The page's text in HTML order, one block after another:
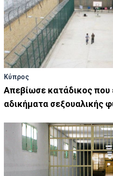
Κύπρος
Απεβίωσε κατάδικος που
αδικήματα σεξουαλικής